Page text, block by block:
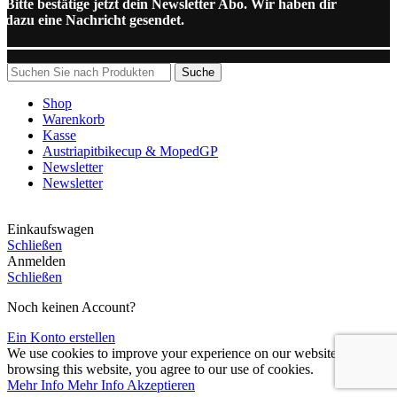
Bitte bestätige jetzt dein Newsletter Abo. Wir haben dir
dazu eine Nachricht gesendet.
Suche
Shop
Warenkorb
Kasse
Austriapitbikecup & MopedGP
Newsletter
Newsletter
Einkaufswagen
Schließen
Anmelden
Schließen
Noch keinen Account?
Ein Konto erstellen
We use cookies to improve your experience on our website. By
browsing this website, you agree to our use of cookies.
Mehr Info Mehr Info Akzeptieren